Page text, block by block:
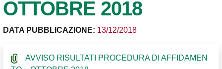
OTTOBRE 2018
DATA PUBBLICAZIONE: 13/12/2018
AVVISO RISULTATI PROCEDURA DI AFFIDAMEN